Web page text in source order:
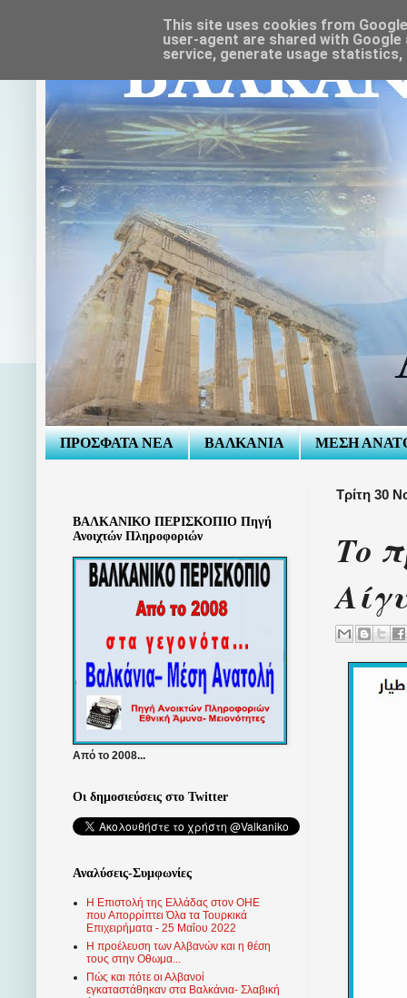
ΠΡΟΣΦΑΤΑ ΝΕΑ ΒΑΛΚΑΝΙΑ ΜΕΣΗ
Τρίτη 30
Το
ΒΑΛΚΑΝΙΚΟ ΠΕΡΙΣΚΟΠΙΟ Πηγή
Ανοιχτών Πληροφοριών
Από το 2008...
Οι δημοσιεύσεις στο Twitter
Αναλύσεις-Συμφωνίες
Η Επιστολή της Ελλάδας στον ΟΗΕ
που Απορρίπτει Όλα τα Τουρκικά
Επιχειρήματα - 25 Μαΐου 2022
Η προέλευση των Αλβανών και η θέση
τους στην Οθωμα...
Πώς και πότε οι Αλβανοί
εγκαταστάθηκαν στα Βαλκάνια- Σλαβική
This site uses cookies from
user-agent are shared with
service, generate usage statistics,